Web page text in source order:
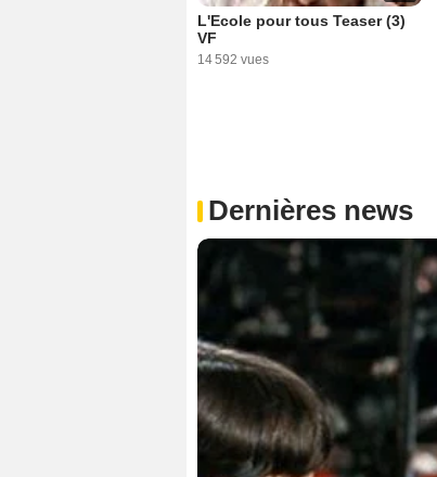
L'Ecole pour tous Teaser (3)
VF
14 592 vues
Dernières news